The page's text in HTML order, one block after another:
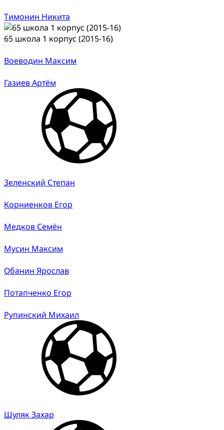
Тимонин Никита
65 школа 1 корпус (2015-16)
Воеводин Максим
Газиев Артём
Зеленский Степан
Корниенков Егор
Медков Семён
Мусин Максим
Обанин Ярослав
Потапченко Егор
Рупинский Михаил
Шуляк Захар